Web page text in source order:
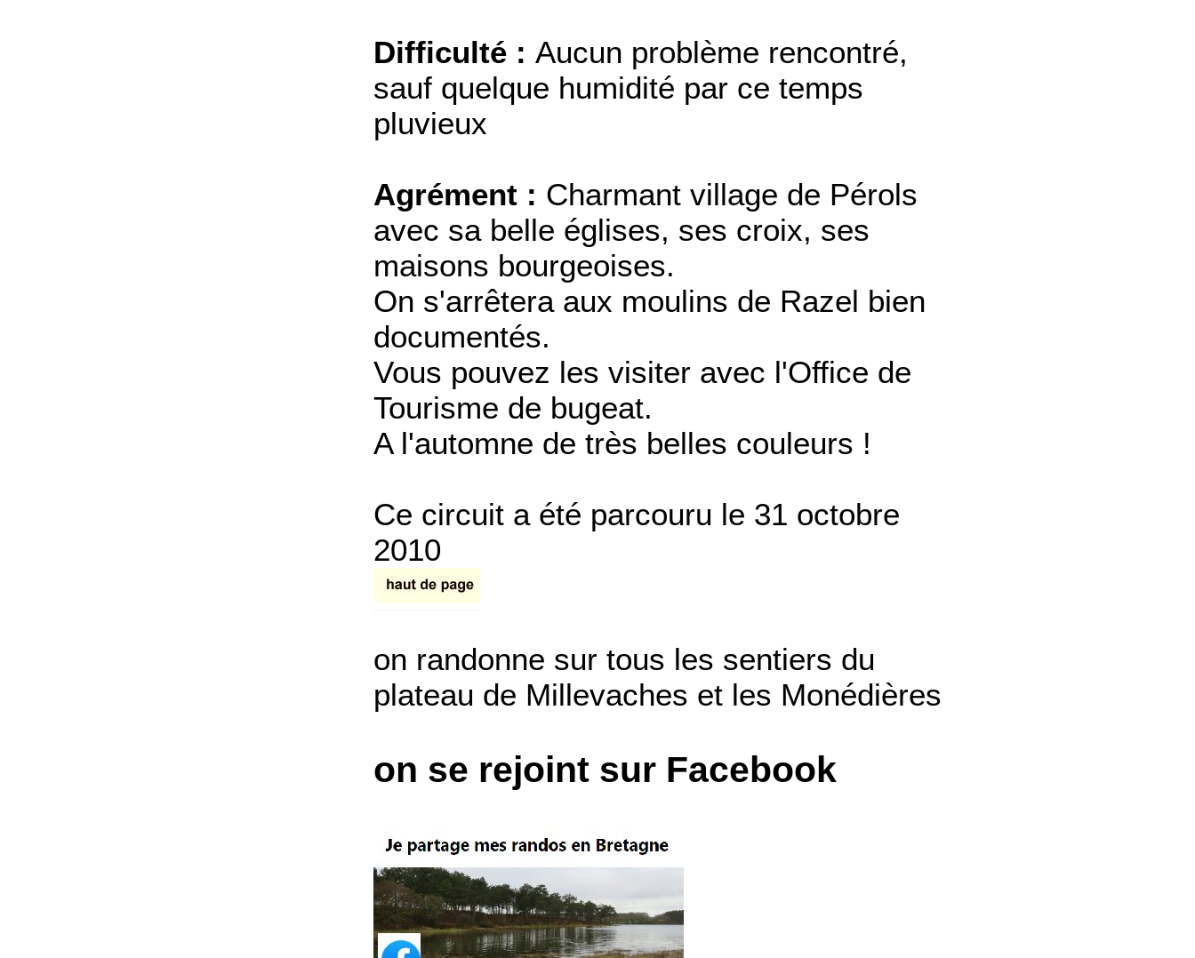
Difficulté : Aucun problème rencontré,
sauf quelque humidité par ce temps
pluvieux
Agrément : Charmant village de Pérols
avec sa belle églises, ses croix, ses
maisons bourgeoises.
On s'arrêtera aux moulins de Razel bien
documentés.
Vous pouvez les visiter avec l'Office de
Tourisme de bugeat.
A l'automne de très belles couleurs !
Ce circuit a été parcouru le 31 octobre
2010
on randonne sur tous les sentiers du
plateau de Millevaches et les Monédières
on se rejoint sur Facebook